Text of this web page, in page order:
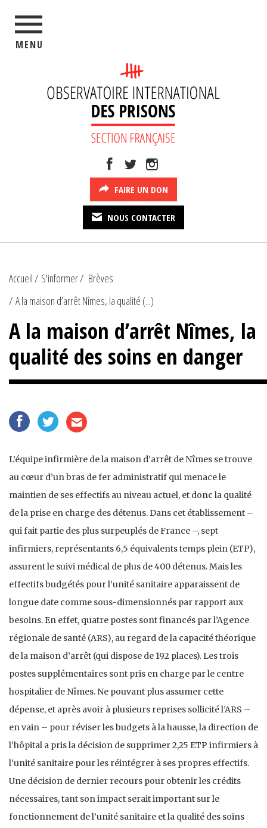
MENU
FAIRE UN DON
NOUS CONTACTER
Accueil S'informer
Brèves
A la maison d’arrêt Nîmes, la qualité (...)
A la maison d’arrêt Nîmes, la
qualité des soins en danger
L’équipe infirmière de la maison d’arrêt de Nîmes se trouve
au cœur d’un bras de fer administratif qui menace le
maintien de ses effectifs au niveau actuel, et donc la qualité
de la prise en charge des détenus. Dans cet établissement –
qui fait partie des plus surpeuplés de France –, sept
infirmiers, représentants 6,5 équivalents temps plein (ETP),
assurent le suivi médical de plus de 400 détenus. Mais les
effectifs budgétés pour l’unité sanitaire apparaissent de
longue date comme sous-dimensionnés par rapport aux
besoins. En effet, quatre postes sont financés par l’Agence
régionale de santé (ARS), au regard de la capacité théorique
de la maison d’arrêt (qui dispose de 192 places). Les trois
postes supplémentaires sont pris en charge par le centre
hospitalier de Nîmes. Ne pouvant plus assumer cette
dépense, et après avoir à plusieurs reprises sollicité l’ARS –
en vain – pour réviser les budgets à la hausse, la direction de
l’hôpital a pris la décision de supprimer 2,25 ETP infirmiers à
l’unité sanitaire pour les réintégrer à ses propres effectifs.
Une décision de dernier recours pour obtenir les crédits
nécessaires, tant son impact serait important sur le
fonctionnement de l’unité sanitaire et la qualité des soins